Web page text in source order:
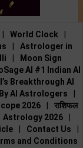
World Clock
Astrologer in
Moon Sign
AI #1 Indian AI
Breakthrough AI
AI Astrologers
2026
राशिफल
Astrology 2026
Contact Us
and Conditions